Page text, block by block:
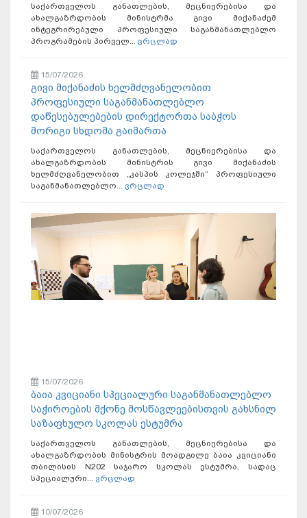
საქართველოს განათლების, მეცნიერებისა და
ახალგაზრდობის მინისტრმა გივი მიქანაძემ
ინტეგრირებული პროფესიული საგანმანათლებლო
პროგრამების პირველ... ვრცლად
15/07/2026
გივი მიქანაძის ხელმძღვანელობით
პროფესიული საგანმანათლებლო
დაწესებულებების დირექტორთა საბჭოს
მორიგი სხდომა გაიმართა
საქართველოს განათლების, მეცნიერებისა და
ახალგაზრდობის მინისტრის გივი მიქანაძის
ხელმძღვანელობით „კასპის კოლეჯში“ პროფესიული
საგანმანათლებლო... ვრცლად
15/07/2026
ბაია კვიციანი სპეციალური საგანმანათლებლო
საჭიროების მქონე მოსწავლეებისთვის გახსნილ
საზაფხულო სკოლას ესტუმრა
საქართველოს განათლების, მეცნიერებისა და
ახალგაზრდობის მინისტრის მოადგილე ბაია კვიციანი
თბილისის N202 საჯარო სკოლას ესტუმრა, სადაც
სპეციალური... ვრცლად
10/07/2026